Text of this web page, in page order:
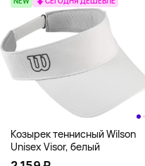
Козырек теннисный Wilson
Unisex Visor, белый